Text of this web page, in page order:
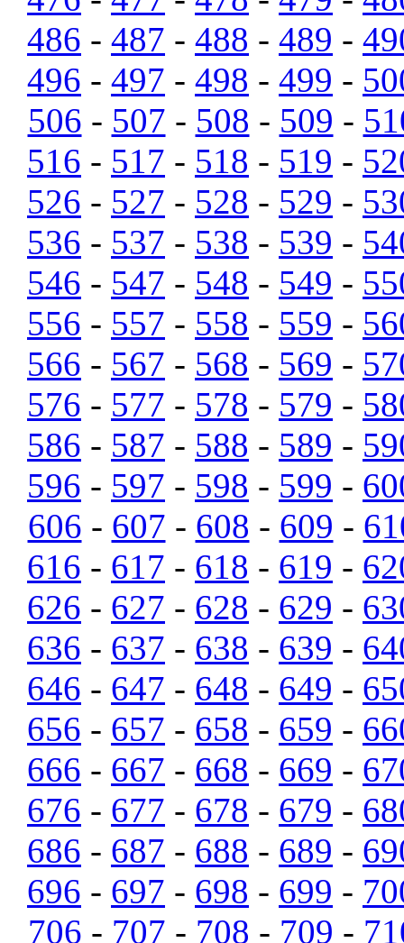
486 - 487 - 488 - 489 -
496 - 497 - 498 - 499 -
506 - 507 - 508 - 509 -
516 - 517 - 518 - 519 -
526 - 527 - 528 - 529 -
536 - 537 - 538 - 539 -
546 - 547 - 548 - 549 -
556 - 557 - 558 - 559 -
566 - 567 - 568 - 569 -
576 - 577 - 578 - 579 -
586 - 587 - 588 - 589 -
596 - 597 - 598 - 599 -
606 - 607 - 608 - 609 -
616 - 617 - 618 - 619 -
626 - 627 - 628 - 629 -
636 - 637 - 638 - 639 -
646 - 647 - 648 - 649 -
656 - 657 - 658 - 659 -
666 - 667 - 668 - 669 -
676 - 677 - 678 - 679 -
686 - 687 - 688 - 689 -
696 - 697 - 698 - 699 -
706 - 707 - 708 - 709 -